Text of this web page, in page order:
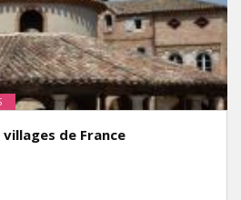
de France